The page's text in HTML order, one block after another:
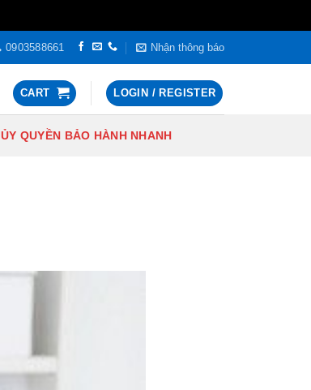
0903588661 Nhận thông báo
CART LOGIN / REGISTER
ỦY QUYỀN BẢO HÀNH NHANH